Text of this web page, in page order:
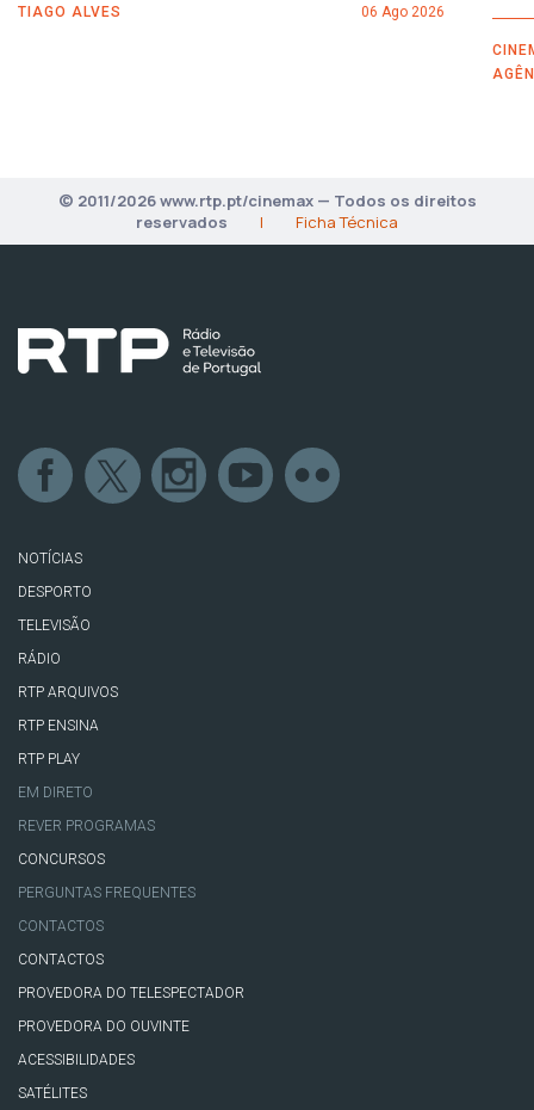
TIAGO ALVES 06 Ago 2026
© 2011/2026 www.rtp.pt/cinemax — Todos os direitos
reservados
| Ficha Técnica
NOTÍCIAS
DESPORTO
TELEVISÃO
RÁDIO
RTP ARQUIVOS
RTP ENSINA
RTP PLAY
EM DIRETO
REVER PROGRAMAS
CONCURSOS
PERGUNTAS FREQUENTES
CONTACTOS
CONTACTOS
PROVEDORA DO TELESPECTADOR
PROVEDORA DO OUVINTE
ACESSIBILIDADES
SATÉLITES